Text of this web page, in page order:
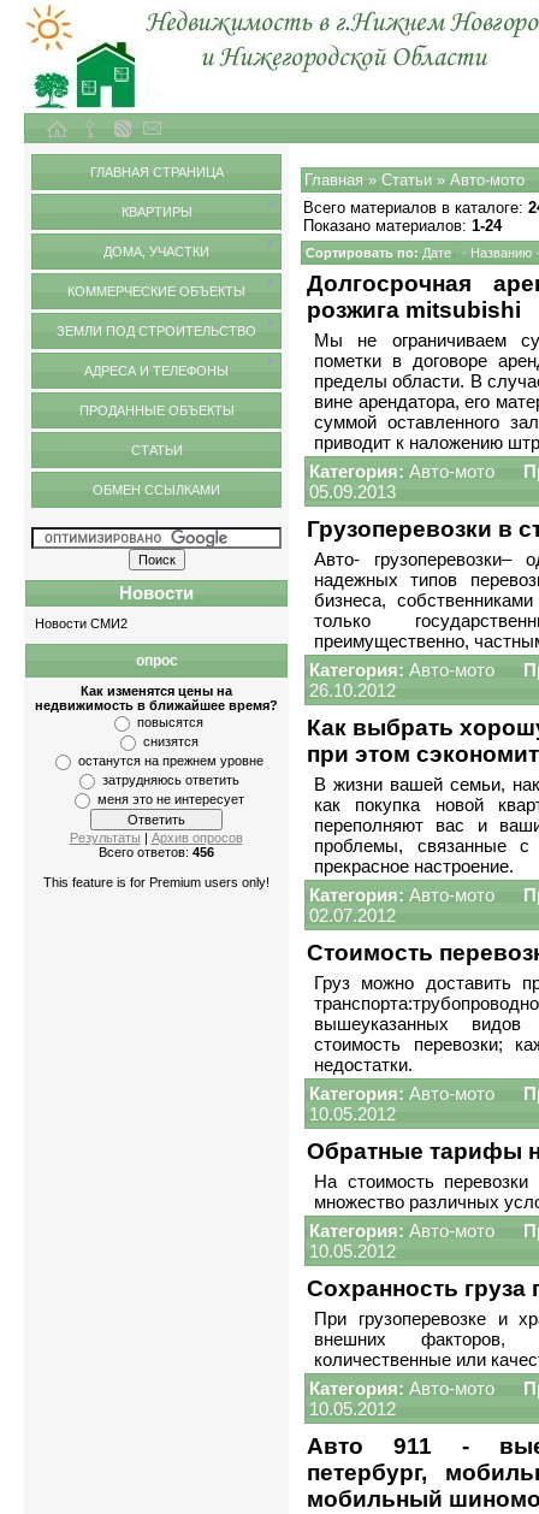
ГЛАВНАЯ СТРАНИЦА
КВАРТИРЫ
ДОМА, УЧАСТКИ
КОММЕРЧЕСКИЕ ОБЪЕКТЫ
ЗЕМЛИ ПОД СТРОИТЕЛЬСТВО
АДРЕСА И ТЕЛЕФОНЫ
ПРОДАННЫЕ ОБЪЕКТЫ
СТАТЬИ
ОБМЕН ССЫЛКАМИ
Новости
Новости СМИ2
опрос
Как изменятся цены на
недвижимость в ближайшее время?
повысятся
снизятся
останутся на прежнем уровне
затрудняюсь ответить
меня это не интересует
Результаты | Архив опросов
Всего ответов: 456
This feature is for Premium users only!
Главная » Статьи » Авто-мото
Всего материалов в каталоге:
Показано материалов: 1-24
Сортировать по: Дате · Названию
Долгосрочная
розжига mitsubishi
Мы не ограничиваем
пометки в договоре
пределы области. В
вине арендатора, его
суммой оставленного
приводит к наложению
Категория: Авто-мото
05.09.2013
Грузоперевозки в
Авто-
надежных типов
бизнеса,
только
преимущественно,
Категория: Авто-мото
26.10.2012
Как выбрать
при этом
В жизни вашей семьи,
как покупка новой
переполняют вас и
проблемы, связанные с
прекрасное настроение.
Категория: Авто-мото
02.07.2012
Стоимость
Груз можно доставить
вышеуказанных видов
стоимость перевозки;
недостатки.
Категория: Авто-мото
10.05.2012
Обратные тарифы
На стоимость
множество различных
Категория: Авто-мото
10.05.2012
Сохранность груза
При грузоперевозке и
внешних факторов,
количественные или
Категория: Авто-мото
10.05.2012
Авто 911 -
петербург,
мобильный
однокомнатные ,двухкомнатные